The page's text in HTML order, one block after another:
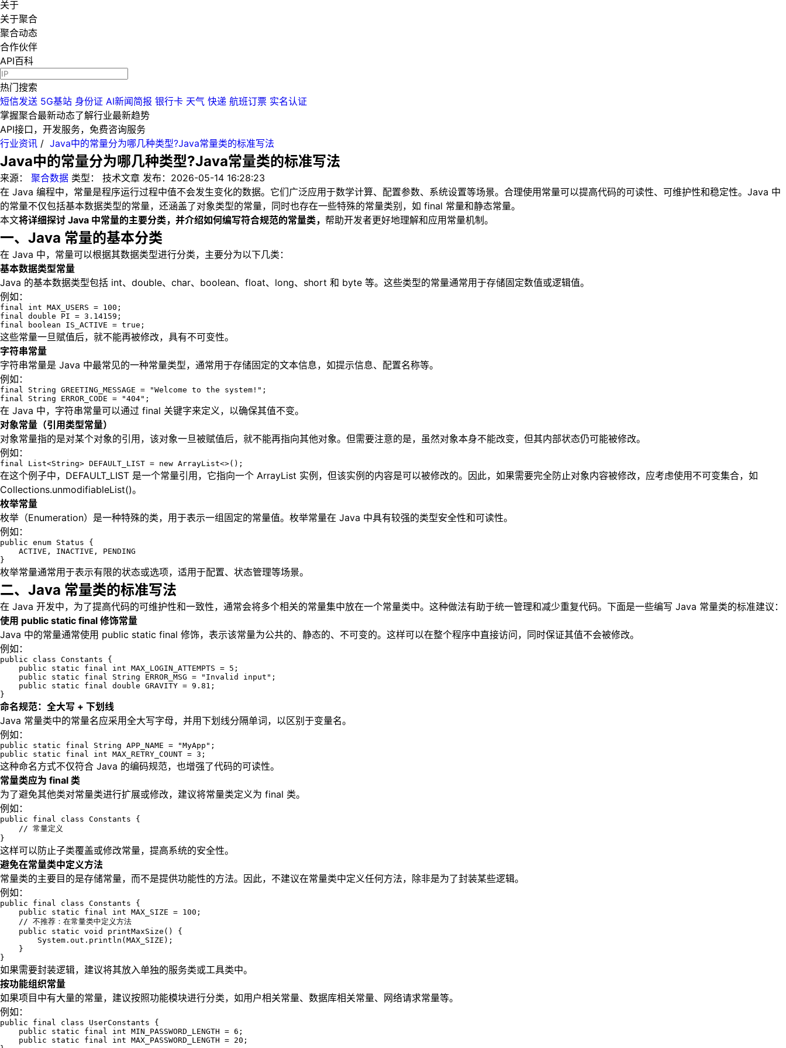
关于
关于聚合
聚合动态
合作伙伴
API百科
热门搜索
短信发送 5G基站 身份证 AI新闻简报 银行卡 天气 快递 航班订票 实名认证
掌握聚合最新动态了解行业最新趋势
API接口，开发服务，免费咨询服务
行业资讯 / Java中的常量分为哪几种类型?Java常量类的标准写法
Java中的常量分为哪几种类型?Java常量类的标准写法
来源： 聚合数据 类型： 技术文章 发布： 2026-05-14 16:28:23
在 Java 编程中，常量是程序运行过程中值不会发生变化的数据。它们广泛应用于数学计算、配置参数、系统设置等场景。合理使用常量可以提高代码的可读性、可维护性和稳定性。Java 中
的常量不仅包括基本数据类型的常量，还涵盖了对象类型的常量，同时也存在一些特殊的常量类别，如 final 常量和静态常量。
本文将详细探讨 Java 中常量的主要分类，并介绍如何编写符合规范的常量类， 帮助开发者更好地理解和应用常量机制。
一、Java 常量的基本分类
在 Java 中，常量可以根据其数据类型进行分类，主要分为以下几类：
基本数据类型常量
Java 的基本数据类型包括 int、double、char、boolean、float、long、short 和 byte 等。这些类型的常量通常用于存储固定数值或逻辑值。
例如：
final int MAX_USERS = 100;
final double PI = 3.14159;
final boolean IS_ACTIVE = true;
这些常量一旦赋值后，就不能再被修改，具有不可变性。
字符串常量
字符串常量是 Java 中最常见的一种常量类型，通常用于存储固定的文本信息，如提示信息、配置名称等。
例如：
final String GREETING_MESSAGE = "Welcome to the system!";
final String ERROR_CODE = "404";
在 Java 中，字符串常量可以通过 final 关键字来定义，以确保其值不变。
对象常量（引用类型常量）
对象常量指的是对某个对象的引用，该对象一旦被赋值后，就不能再指向其他对象。但需要注意的是，虽然对象本身不能改变，但其内部状态仍可能被修改。
例如：
final List<String> DEFAULT_LIST = new ArrayList<>();
在这个例子中，DEFAULT_LIST 是一个常量引用，它指向一个 ArrayList 实例，但该实例的内容是可以被修改的。因此，如果需要完全防止对象内容被修改，应考虑使用不可变集合，如
Collections.unmodifiableList()。
枚举常量
枚举（Enumeration）是一种特殊的类，用于表示一组固定的常量值。枚举常量在 Java 中具有较强的类型安全性和可读性。
例如：
public enum Status {
ACTIVE, INACTIVE, PENDING
}
枚举常量通常用于表示有限的状态或选项，适用于配置、状态管理等场景。
二、Java 常量类的标准写法
在 Java 开发中，为了提高代码的可维护性和一致性，通常会将多个相关的常量集中放在一个常量类中。这种做法有助于统一管理和减少重复代码。下面是一些编写 Java 常量类的标准建议：
使用 public static final 修饰常量
Java 中的常量通常使用 public static final 修饰，表示该常量为公共的、静态的、不可变的。这样可以在整个程序中直接访问，同时保证其值不会被修改。
例如：
public class Constants {
public static final int MAX_LOGIN_ATTEMPTS = 5;
public static final String ERROR_MSG = "Invalid input";
public static final double GRAVITY = 9.81;
}
命名规范：全大写 + 下划线
Java 常量类中的常量名应采用全大写字母，并用下划线分隔单词，以区别于变量名。
例如：
public static final String APP_NAME = "MyApp";
public static final int MAX_RETRY_COUNT = 3;
这种命名方式不仅符合 Java 的编码规范，也增强了代码的可读性。
常量类应为 final 类
为了避免其他类对常量类进行扩展或修改，建议将常量类定义为 final 类。
例如：
public final class Constants {
// 常量定义
}
这样可以防止子类覆盖或修改常量，提高系统的安全性。
避免在常量类中定义方法
常量类的主要目的是存储常量，而不是提供功能性的方法。因此，不建议在常量类中定义任何方法，除非是为了封装某些逻辑。
例如：
public final class Constants {
public static final int MAX_SIZE = 100;
// 不推荐：在常量类中定义方法
public static void printMaxSize() {
System.out.println(MAX_SIZE);
}
}
如果需要封装逻辑，建议将其放入单独的服务类或工具类中。
按功能组织常量
如果项目中有大量的常量，建议按照功能模块进行分类，如用户相关常量、数据库相关常量、网络请求常量等。
例如：
public final class UserConstants {
public static final int MIN_PASSWORD_LENGTH = 6;
public static final int MAX_PASSWORD_LENGTH = 20;